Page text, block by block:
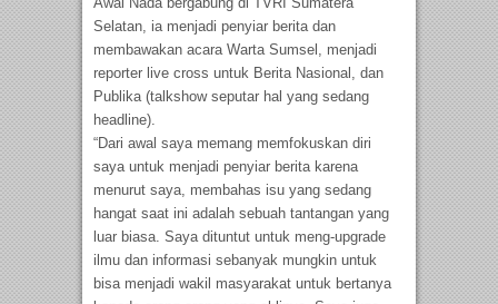
Selatan, ia menjadi penyiar berita dan
membawakan acara Warta Sumsel, menjadi
reporter live cross untuk Berita Nasional, dan
Publika (talkshow seputar hal yang sedang
headline).
“Dari awal saya memang memfokuskan diri
saya untuk menjadi penyiar berita karena
menurut saya, membahas isu yang sedang
hangat saat ini adalah sebuah tantangan yang
luar biasa. Saya dituntut untuk meng-upgrade
ilmu dan informasi sebanyak mungkin untuk
bisa menjadi wakil masyarakat untuk bertanya